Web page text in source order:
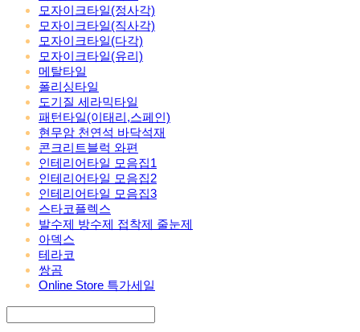
모자이크타일(정사각)
모자이크타일(직사각)
모자이크타일(다각)
모자이크타일(유리)
메탈타일
폴리싱타일
도기질 세라믹타일
패턴타일(이태리,스페인)
현무암 천연석 바닥석재
콘크리트블럭 와편
인테리어타일 모음집1
인테리어타일 모음집2
인테리어타일 모음집3
스타코플렉스
발수제 방수제 접착제 줄눈제
아덱스
테라코
쌍곰
Online Store 특가세일